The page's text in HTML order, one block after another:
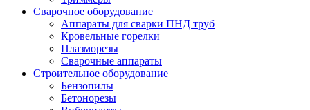
Сварочное оборудование
Аппараты для сварки ПНД труб
Кровельные горелки
Плазморезы
Сварочные аппараты
Строительное оборудование
Бензопилы
Бетонорезы